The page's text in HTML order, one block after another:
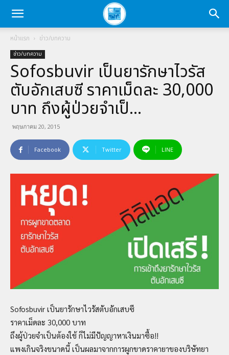
หน้าแรก ข่าว/บทความ
ข่าว/บทความ
Sofosbuvir เป็นยารักษาไวรัส
ตับอักเสบซี ราคาเม็ดละ 30,000
บาท ถึงผู้ป่วยจำเป็…
พฤษภาคม 20, 2015
Facebook Twitter LINE
Sofosbuvir เป็นยารักษาไวรัสตับอักเสบซี
ราคาเม็ดละ 30,000 บาท
ถึงผู้ป่วยจำเป็นต้องใช้ ก็ไม่มีปัญญาหาเงินมาซื้อ!!
แพงเกินจริงขนาดนี้ เป็นผลมาจากการผูกขาดราคายาของบริษัทยา